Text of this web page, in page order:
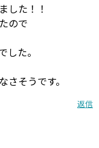
した！！
ので
た。
そうです。
返信